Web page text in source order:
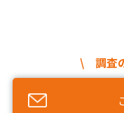
\ 調査